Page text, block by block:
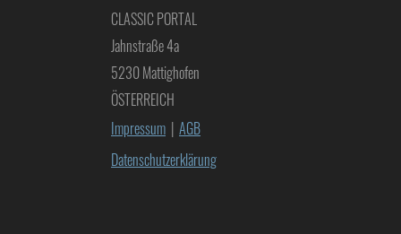
CLASSIC PORTAL
Jahnstraße 4a
5230 Mattighofen
ÖSTERREICH
Impressum | AGB
Datenschutzerklärung